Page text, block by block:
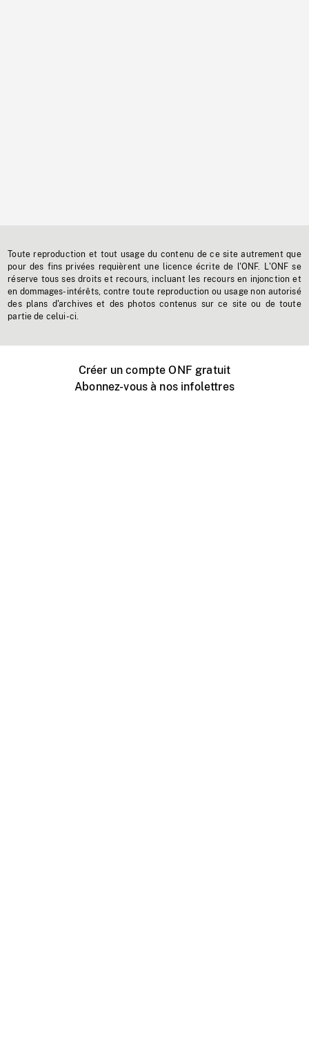
Toute reproduction et tout usage du contenu de ce site autrement que
pour des fins privées requièrent une licence écrite de l'ONF. L'ONF se
réserve tous ses droits et recours, incluant les recours en injonction et
en dommages-intérêts, contre toute reproduction ou usage non autorisé
des plans d'archives et des photos contenus sur ce site ou de toute
partie de celui-ci.
Créer un compte ONF gratuit
Abonnez-vous à nos infolettres